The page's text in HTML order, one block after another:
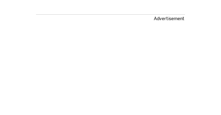
Advertisement